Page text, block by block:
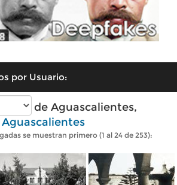
por Usuario:
de Aguascalientes,
Aguascalientes
se muestran primero (1 al 24 de 253):